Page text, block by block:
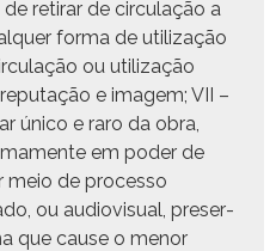
reti­rar de cir­cu­lação a
for­ma de uti­liza­ção
ou uti­liza­ção
e imagem; VII –
úni­co e raro da obra,
em poder de
meio de proces­so
ou audio­vi­su­al, preser­
que cause o menor